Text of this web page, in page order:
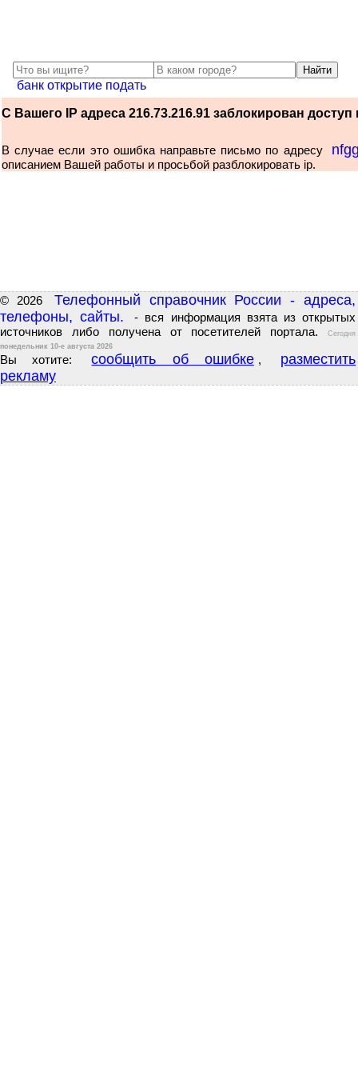
банк открытие подать
С Вашего IP адреса 216.73.216.91 заблокирован доступ
В случае если это ошибка направьте письмо по адресу
описанием Вашей работы и просьбой разблокировать ip.
© 2026
Телефонный справочник России - адреса,
телефоны, сайты.
- вся информация взята из открытых
источников либо получена от посетителей портала.
Сегодня
понедельник 10-е августа 2026
Вы хотите: сообщить об ошибке ,
разместить
рекламу